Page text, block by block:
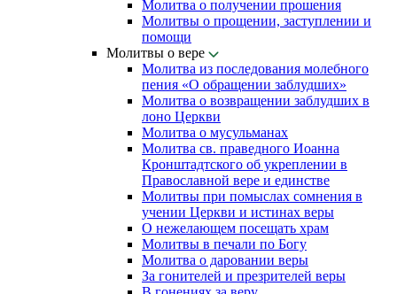
Молитва о получении прошения
Молитвы о прощении, заступлении и
помощи
Молитвы о вере
Молитва из последования молебного
пения «О обращении заблудших»
Молитва о возвращении заблудших в
лоно Церкви
Молитва о мусульманах
Молитва св. праведного Иоанна
Кронштадтского об укреплении в
Православной вере и единстве
Молитвы при помыслах сомнения в
учении Церкви и истинах веры
О нежелающем посещать храм
Молитвы в печали по Богу
Молитва о даровании веры
За гонителей и презрителей веры